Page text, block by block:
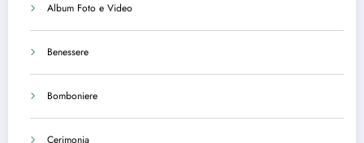
Album Foto e Video
Benessere
Bomboniere
Cerimonia